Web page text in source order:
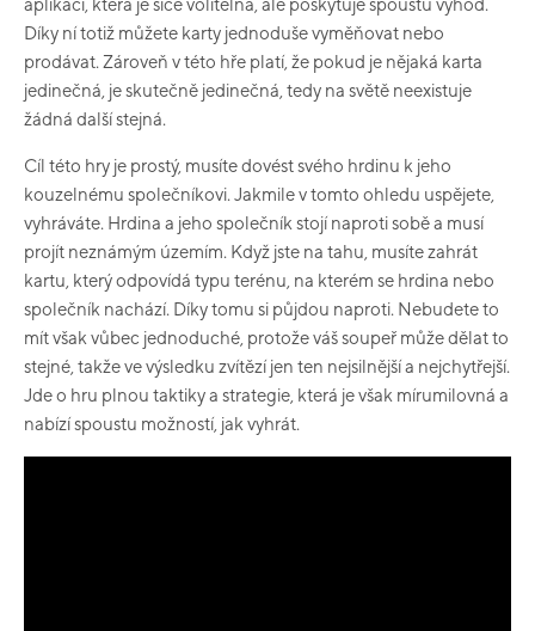
aplikací, která je sice volitelná, ale poskytuje spoustu výhod.
Díky ní totiž můžete karty jednoduše vyměňovat nebo
prodávat. Zároveň v této hře platí, že pokud je nějaká karta
jedinečná, je skutečně jedinečná, tedy na světě neexistuje
žádná další stejná.
Cíl této hry je prostý, musíte dovést svého hrdinu k jeho
kouzelnému společníkovi. Jakmile v tomto ohledu uspějete,
vyhráváte. Hrdina a jeho společník stojí naproti sobě a musí
projít neznámým územím. Když jste na tahu, musíte zahrát
kartu, který odpovídá typu terénu, na kterém se hrdina nebo
společník nachází. Díky tomu si půjdou naproti. Nebudete to
mít však vůbec jednoduché, protože váš soupeř může dělat to
stejné, takže ve výsledku zvítězí jen ten nejsilnější a nejchytřejší.
Jde o hru plnou taktiky a strategie, která je však mírumilovná a
nabízí spoustu možností, jak vyhrát.